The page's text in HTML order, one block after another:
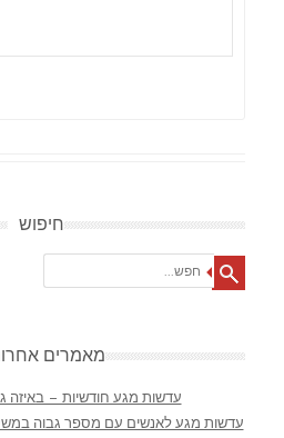
חיפוש
מאמרים
עדשות מגע חודשיות – באיזה
עדשות מגע לאנשים עם מספר גבוה